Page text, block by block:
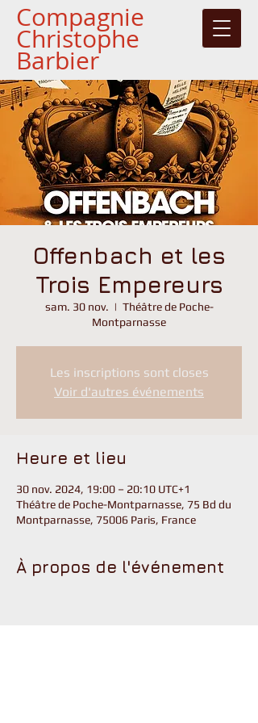
Compagnie
Christophe
Barbier
Offenbach et les
Trois Empereurs
sam. 30 nov.
  |
Théâtre de Poche-
Montparnasse
Les inscriptions sont closes
Voir d'autres événements
Heure et lieu
30 nov. 2024, 19:00 – 20:10 UTC+1
Théâtre de Poche-Montparnasse, 75 Bd du
Montparnasse, 75006 Paris, France
À propos de l'événement